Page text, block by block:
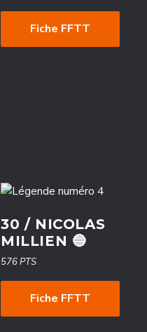
Fiche FFTT
30 / NICOLAS
MILLIEN 🔵
576 PTS
Fiche FFTT